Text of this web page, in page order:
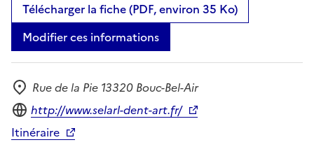
Télécharger la fiche (PDF, environ 35 Ko)
Modifier ces informations
Adresse
Rue de la Pie 13320 Bouc-Bel-Air
Site internet
http://www.selarl-dent-art.fr/
Itinéraire